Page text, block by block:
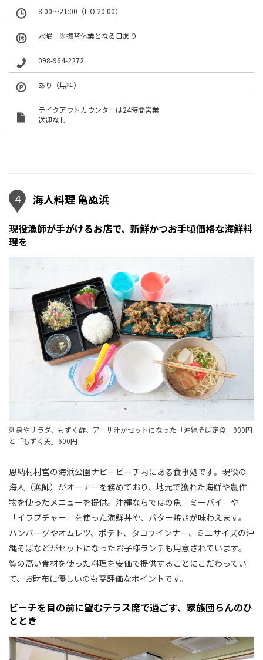
8:00～21:00（L.O.20:00）
水曜 ※振替休業となる日あり
098-964-2272
あり（無料）
テイクアウトカウンターは24時間営業
送迎なし
4 海人料理 亀ぬ浜
現役漁師が手がけるお店で、新鮮かつお手頃価格な海鮮料
理を
刺身やサラダ、もずく酢、アーサ汁がセットになった「沖縄そば定食」900円
と「もずく天」600円
恩納村村営の海浜公園ナビービーチ内にある食事処です。現役の
海人（漁師）がオーナーを務めており、地元で獲れた海鮮や農作
物を使ったメニューを提供。沖縄ならではの魚「ミーバイ」や
「イラブチャー」を使った海鮮丼や、バター焼きが味わえます。
ハンバーグやオムレツ、ポテト、タコウインナー、ミニサイズの沖
縄そばなどがセットになったお子様ランチも用意されています。
質の高い食材を使った料理を安価で提供することにこだわってい
て、お財布に優しいのも高評価なポイントです。
ビーチを目の前に望むテラス席で過ごす、家族団らんのひ
ととき